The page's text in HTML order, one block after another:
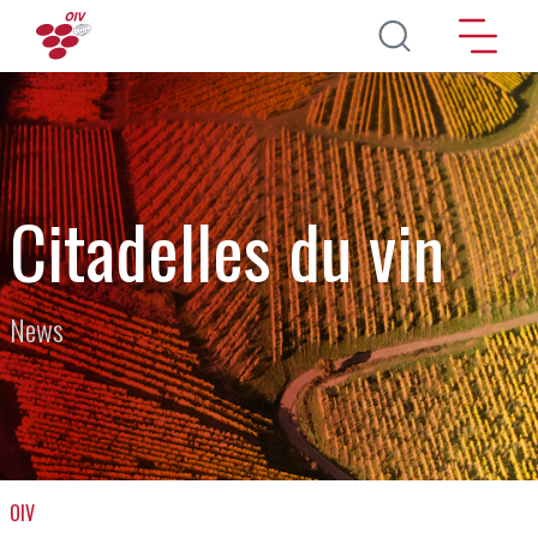
Aller au contenu principal
Citadelles du vin
News
OIV